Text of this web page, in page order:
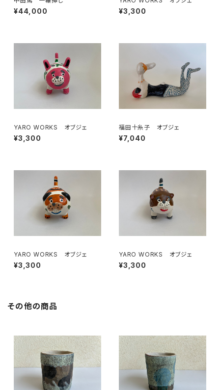
¥44,000 ¥3,300
YARO WORKS オブジェ
¥3,300
福田十糸子 オブジェ
¥7,040
YARO WORKS オブジェ
¥3,300
YARO WORKS オブジェ
¥3,300
その他の商品